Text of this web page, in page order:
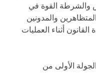
والشرطة القوة في
والمدونين
أثناء العمليات
الأولى من